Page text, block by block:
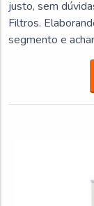
justo, sem
Filtros.
segmento e
acessível, com
obterá